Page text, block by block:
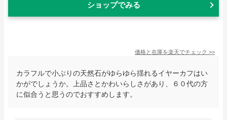
ショップでみる
価格と在庫を楽天でチェック >>
カラフルで小ぶりの天然石がゆらゆら揺れるイヤーカフはい
かがでしょうか。上品さとかわいらしさがあり、６０代の方
に似合うと思うのでおすすめします。